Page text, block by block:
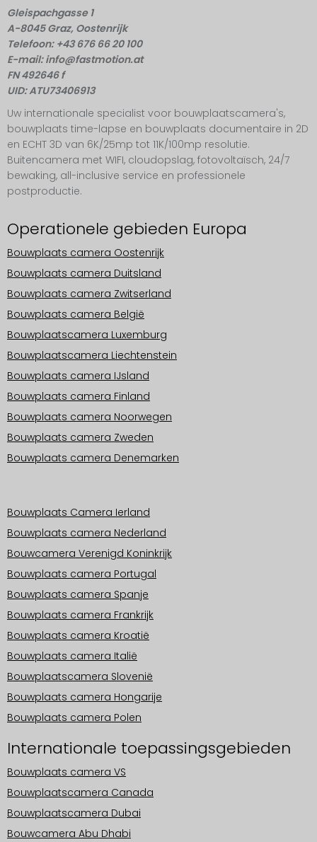
Gleispachgasse 1
A-8045 Graz, Oostenrijk
Telefoon: +43 676 66 20 100
E-mail: info@fastmotion.at
FN 492646 f
UID: ATU73406913
Uw internationale specialist voor bouwplaatscamera's,
bouwplaats time-lapse en bouwplaats documentaire in 2D
en ECHT 3D van 6K/25mp tot 11K/100mp resolutie.
Buitencamera met WIFI, cloudopslag, fotovoltaïsch, 24/7
bewaking, all-inclusive service en professionele
postproductie.
Operationele gebieden Europa
Bouwplaats camera Oostenrijk
Bouwplaats camera Duitsland
Bouwplaats camera Zwitserland
Bouwplaats camera België
Bouwplaatscamera Luxemburg
Bouwplaatscamera Liechtenstein
Bouwplaats camera IJsland
Bouwplaats camera Finland
Bouwplaats camera Noorwegen
Bouwplaats camera Zweden
Bouwplaats camera Denemarken
Bouwplaats Camera Ierland
Bouwplaats camera Nederland
Bouwcamera Verenigd Koninkrijk
Bouwplaats camera Portugal
Bouwplaats camera Spanje
Bouwplaats camera Frankrijk
Bouwplaats camera Kroatië
Bouwplaats camera Italië
Bouwplaatscamera Slovenië
Bouwplaats camera Hongarije
Bouwplaats camera Polen
Internationale toepassingsgebieden
Bouwplaats camera VS
Bouwplaatscamera Canada
Bouwplaatscamera Dubai
Bouwcamera Abu Dhabi